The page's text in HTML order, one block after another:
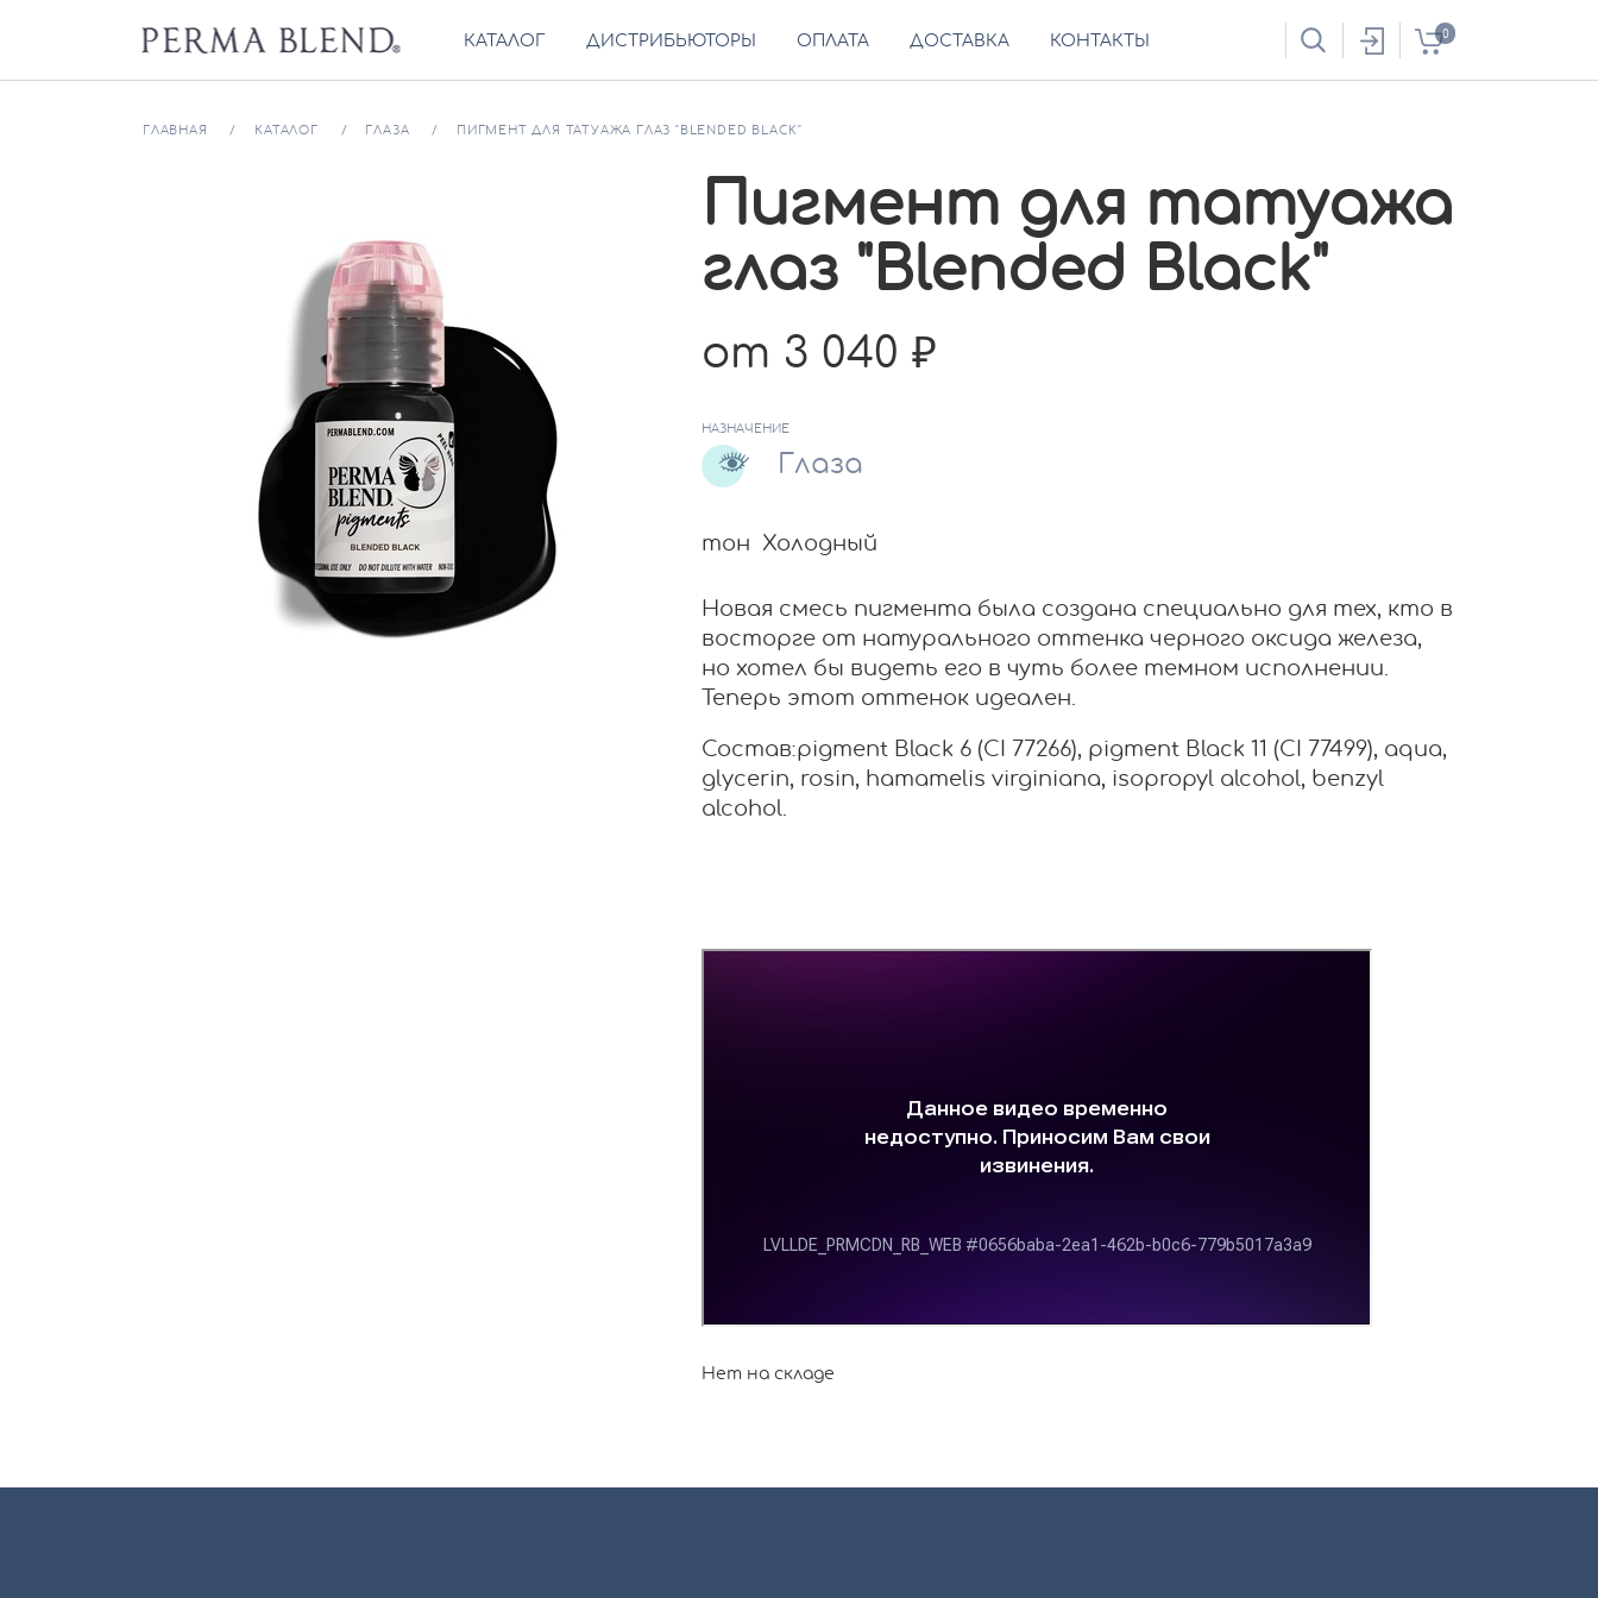
КАТАЛОГ ДИСТРИБЬЮТОРЫ ОПЛАТА ДОСТАВКА КОНТАКТЫ 0
ГЛАВНАЯ КАТАЛОГ ГЛАЗА ПИГМЕНТ ДЛЯ ТАТУАЖА ГЛАЗ "BLENDED BLACK"
Пигмент для татуажа
глаз "Blended Black"
от 3 040
НАЗНАЧЕНИЕ
Глаза
тон Холодный
Новая смесь пигмента была создана специально для тех, кто в
восторге от натурального оттенка черного оксида железа,
но хотел бы видеть его в чуть более темном исполнении.
Теперь этот оттенок идеален.
Состав:pigment Black 6 (CI 77266), pigment Black 11 (CI 77499), aqua,
glycerin, rosin, hamamelis virginiana, isopropyl alcohol, benzyl
alcohol.
Нет на складе